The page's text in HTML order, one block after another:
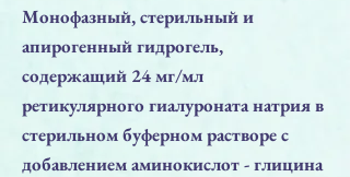
Монофазный, стерильный и
апирогенный гидрогель,
содержащий 24 мг/мл
ретикулярного гиалуроната натрия в
стерильном буферном растворе с
добавлением аминокислот - глицина